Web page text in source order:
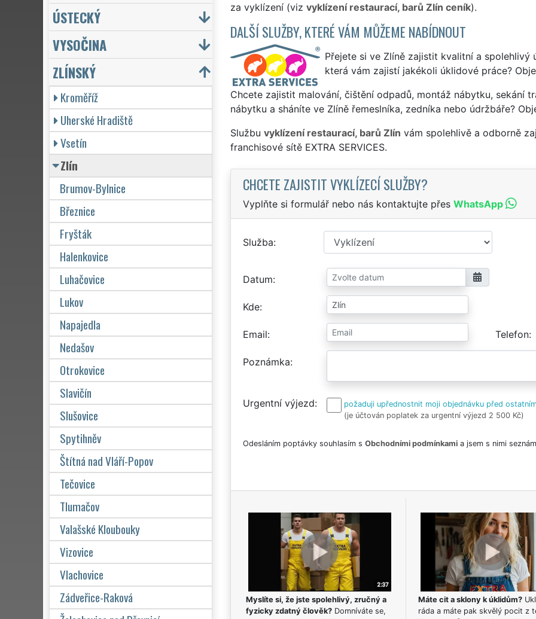
za vyklízení (viz vyklízení restaurací, barů Zlín ceník).
DALŠÍ SLUŽBY, KTERÉ VÁM MŮŽEME NABÍDNOUT
Přejete si ve Zlíně zajistit kvalitní a
která vám zajistí jakékoli úklidové práce?
Chcete zajistit malování, čištění odpadů, montáž nábytku, sekání
nábytku a sháníte ve Zlíně řemeslníka, zedníka nebo údržbáře?
Službu vyklízení restaurací, barů Zlín vám spolehlivě a odborně
franchisové sítě EXTRA SERVICES.
CHCETE ZAJISTIT VYKLÍZECÍ SLUŽBY?
Vyplňte si formulář nebo nás kontaktujte přes WhatsApp
Služba
Datum
Kde
Email Telefon
Poznámka
Urgentní výjezd
požaduji upřednostnit moji objednávku před
(je účtován poplatek za urgentní výjezd 2 500 Kč)
Odesláním poptávky souhlasím s Obchodními podmínkamia jsem s nimi
Myslíte si, že jste spolehlivý, zručný a
fyzicky zdatný člověk?Domníváte se,
Máte cit a sklony k úklidům?
ráda a máte pak skvělý pocit z
ÚSTECKÝ
VYSOČINA
ZLÍNSKÝ
Kroměříž
Uherské Hradiště
Vsetín
Zlín
Brumov-Bylnice
Březnice
Fryšták
Halenkovice
Luhačovice
Lukov
Napajedla
Nedašov
Otrokovice
Slavičín
Slušovice
Spytihněv
Štítná nad Vláří-Popov
Tečovice
Tlumačov
Valašské Kloubouky
Vizovice
Vlachovice
Zádveřice-Raková